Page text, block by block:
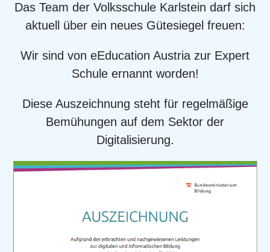
Das Team der Volksschule Karlstein darf sich
aktuell über ein neues Gütesiegel freuen:
Wir sind von eEducation Austria zur Expert
Schule ernannt worden!
Diese Auszeichnung steht für regelmäßige
Bemühungen auf dem Sektor der
Digitalisierung.